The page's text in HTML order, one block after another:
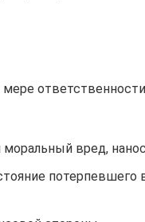
вред,
потерпевшего